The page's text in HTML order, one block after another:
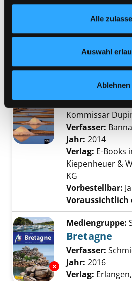
Footer unter „Cookies“ die
jederzeit widerrufen und Ihre
Nähere Informationen finden Sie
Alle
Auswahl
Ablehnen
Verfasser:
Jahr:2018
Verlag:
Reihe:Zeit für
Mediengruppe:
Kommissar
Verfasser:
Jahr: 2014
Verlag: E-Books
Kiepenheuer &
KG
Vorbestellbar: Ja
Voraussichtlich
Exemplar-Details
Mediengruppe:
Bretagne
Verfasser:
Jahr: 2016
Verlag: